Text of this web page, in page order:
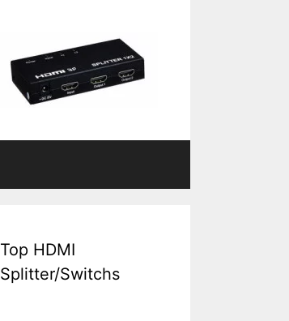
Top HDMI
Splitter/Switchs